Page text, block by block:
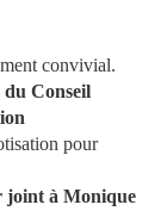
convivial.
du Conseil
pour
joint à Monique